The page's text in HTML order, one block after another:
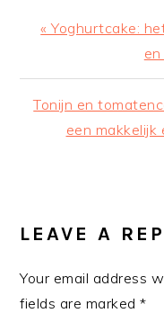
Previous
« Yoghurtcake:
Next
Post:
Tonijn en
een makkelijk
LEAVE A
Your email address
fields are marked*